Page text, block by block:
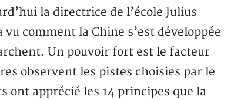
la directrice de l’école Julius
comment la Chine s’est développée
Un pouvoir fort est le facteur
observent les pistes choisies par le
apprécié les 14 principes que la